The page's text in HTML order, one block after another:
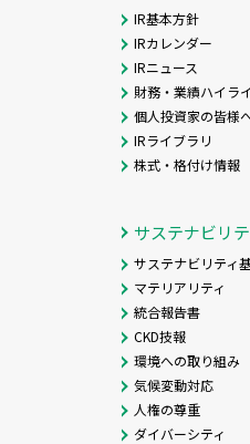
IR基本方針
IRカレンダー
IRニュース
財務・業績ハイラ
個人投資家の皆様
IRライブラリ
株式・格付け情報
サステナビリ
サステナビリティ
マテリアリティ
統合報告書
CKD技報
環境への取り組み
気候変動対応
人権の尊重
ダイバーシティ